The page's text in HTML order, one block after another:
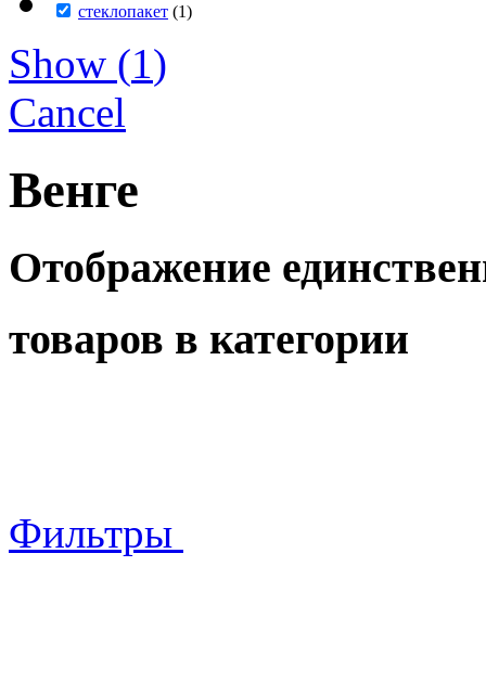
стеклопакет (1)
Show (1)
Cancel
Венге
Отображение
товаров в категории
Фильтры